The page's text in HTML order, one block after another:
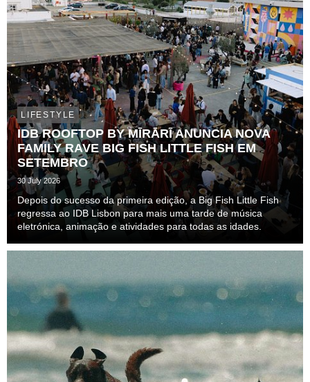
LIFESTYLE
IDB ROOFTOP BY MĪRĀRĪ ANUNCIA NOVA
FAMILY RAVE BIG FISH LITTLE FISH EM
SETEMBRO
30 July 2026
Depois do sucesso da primeira edição, a Big Fish Little Fish
regressa ao IDB Lisbon para mais uma tarde de música
eletrónica, animação e atividades para todas as idades.